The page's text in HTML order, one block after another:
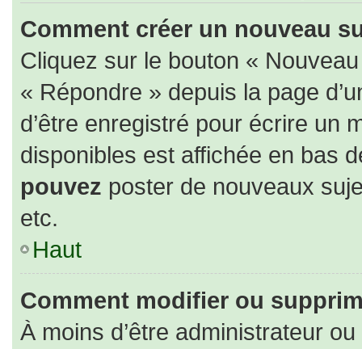
Comment créer un nouveau
Cliquez sur le bouton «
« Répondre » depuis la page
d’être enregistré pour écrire un
disponibles est affichée en bas
pouvez poster de nouveaux
etc.
Haut
Comment modifier ou
À moins d’être administrateur